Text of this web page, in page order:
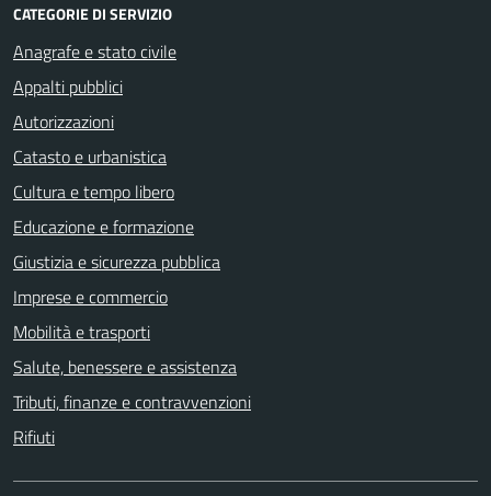
CATEGORIE DI SERVIZIO
Anagrafe e stato civile
Appalti pubblici
Autorizzazioni
Catasto e urbanistica
Cultura e tempo libero
Educazione e formazione
Giustizia e sicurezza pubblica
Imprese e commercio
Mobilità e trasporti
Salute, benessere e assistenza
Tributi, finanze e contravvenzioni
Rifiuti